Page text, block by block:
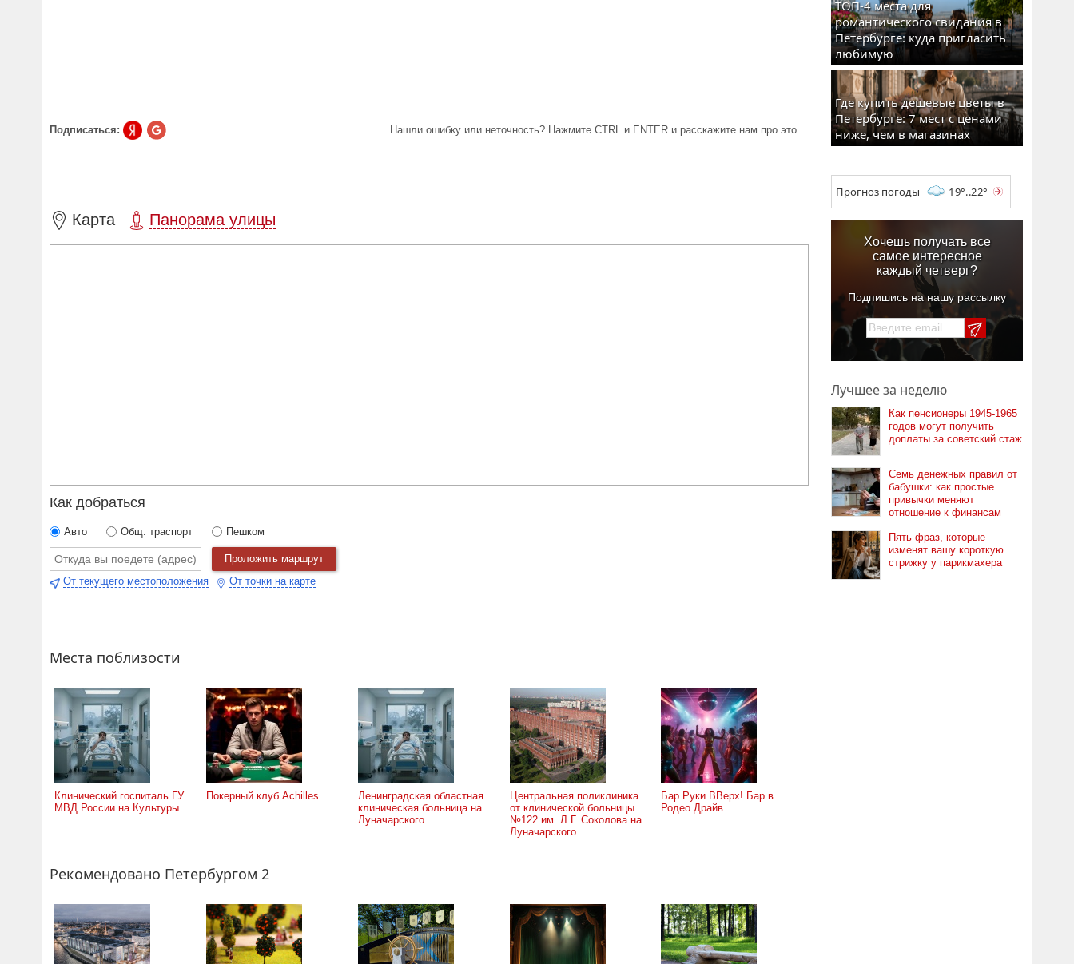
Подписаться: Нашли ошибку или неточность? Нажмите CTRL и ENTER и расскажите нам про это
Карта Панорама улицы
Как добраться
Авто Общ. траспорт Пешком
Проложить маршрут
От текущего местоположения
От точки на карте
Места поблизости
Клинический госпиталь ГУ
МВД России на Культуры
Покерный клуб Achilles
Ленинградская областная
клиническая больница на
Луначарского
Центральная поликлиника
от клинической больницы
№122 им. Л.Г. Соколова на
Луначарского
Бар Руки ВВерх! Бар в
Родео Драйв
Рекомендовано Петербургом 2
ТОП-4 места для
романтического свидания в
Петербурге: куда пригласить
любимую
Где купить дешевые цветы в
Петербурге: 7 мест с ценами
ниже, чем в магазинах
Прогноз погоды 19°..22°
Хочешь получать все
самое интересное
каждый четверг?
Подпишись на нашу рассылку
Лучшее за неделю
Как пенсионеры 1945-1965
годов могут получить
доплаты за советский стаж
Семь денежных правил от
бабушки: как простые
привычки меняют
отношение к финансам
Пять фраз, которые
изменят вашу короткую
стрижку у парикмахера